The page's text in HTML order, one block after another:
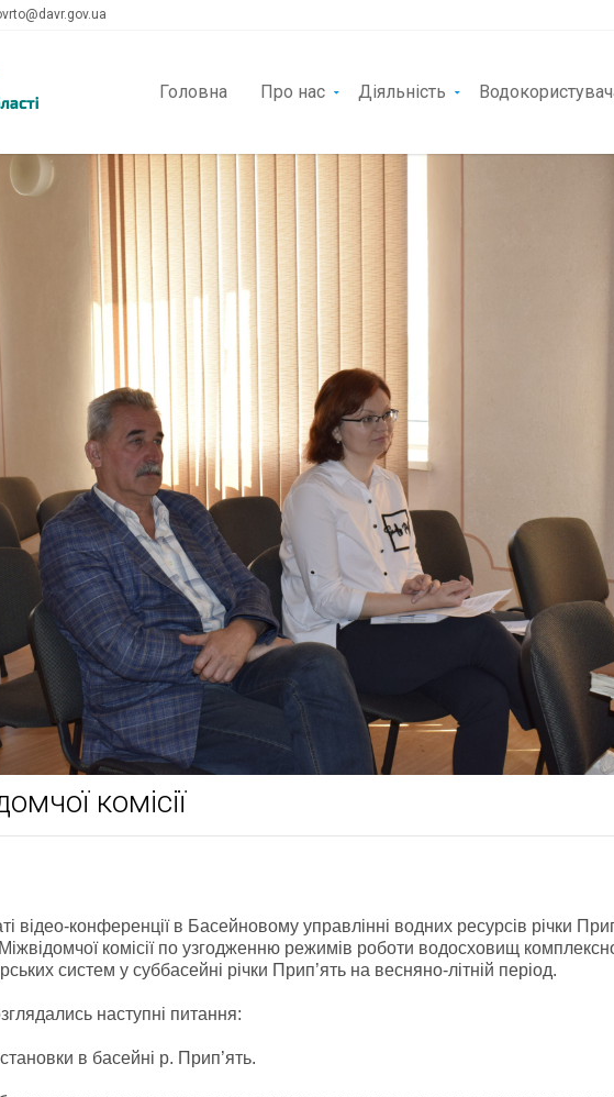
Головна Про нас Діяльність
комісії
відео-конференції в Басейновому управлінні водних ресурсів річки
комісії по узгодженню режимів роботи водосховищ
систем у суббасейні річки Прип’ять на весняно-літній період.
наступні питання:
в басейні р. Прип’ять.